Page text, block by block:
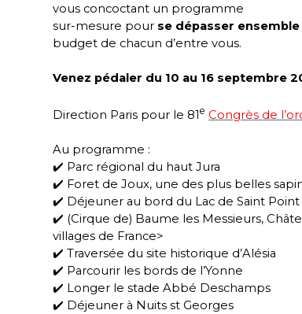
vous concoctant un programme
sur-mesure pour se dépasser ensemble
budget de chacun d’entre vous.
Venez pédaler du 10 au 16 septembre
Direction Paris pour le 81e Congrès de
Au programme :
✔️ Parc régional du haut Jura
✔️ Foret de Joux, une des plus belles
✔️ Déjeuner au bord du Lac de Saint Point
✔️ (Cirque de) Baume les Messieurs,
villages de France>
✔️ Traversée du site historique d’Alésia
✔️ Parcourir les bords de l’Yonne
✔️ Longer le stade Abbé Deschamps
✔️ Déjeuner à Nuits st Georges